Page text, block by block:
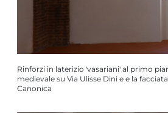
Rinforzi in laterizio 'vasariani' al primo
medievale su Via Ulisse Dini e e la
Canonica